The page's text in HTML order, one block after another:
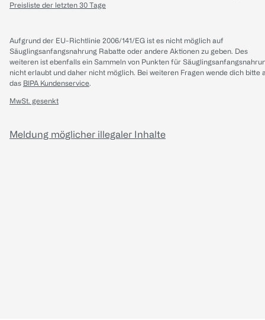
Preisliste der letzten 30 Tage
Aufgrund der EU-Richtlinie 2006/141/EG ist es nicht möglich auf
Säuglingsanfangsnahrung Rabatte oder andere Aktionen zu geben. Des
weiteren ist ebenfalls ein Sammeln von Punkten für
nicht erlaubt und daher nicht möglich. Bei weiteren Fragen wende dich bitte
das BIPA Kundenservice.
MwSt. gesenkt
Meldung möglicher illegaler Inhalte